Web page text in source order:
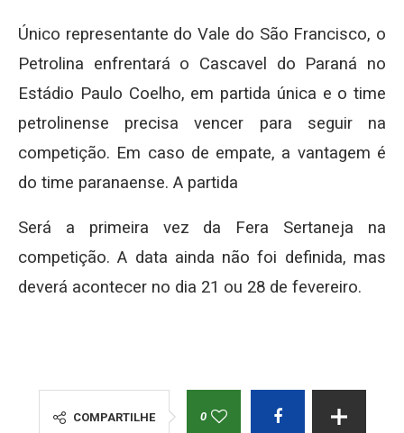
Único representante do Vale do São Francisco, o
Petrolina enfrentará o Cascavel do Paraná no
Estádio Paulo Coelho, em partida única e o time
petrolinense precisa vencer para seguir na
competição. Em caso de empate, a vantagem é
do time paranaense. A partida
Será a primeira vez da Fera Sertaneja na
competição. A data ainda não foi definida, mas
deverá acontecer no dia 21 ou 28 de fevereiro.
COMPARTILHE 0